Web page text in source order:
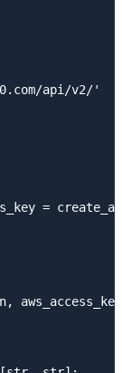
api/v2/'
=